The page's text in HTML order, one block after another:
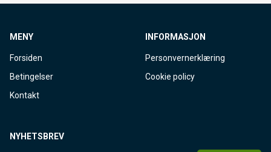
MENY
Forsiden
Betingelser
Kontakt
INFORMASJON
Personvernerklæring
Cookie policy
NYHETSBREV